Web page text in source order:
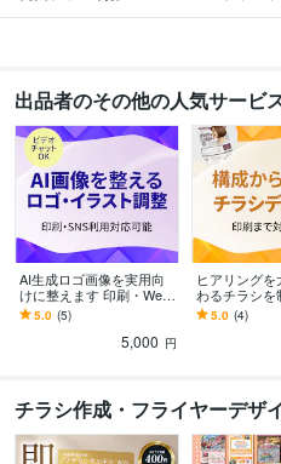
出品者のその他の人気サービ
AI生成ロゴ画像を実用向
けに整えます 印刷・Web
で使いやすいデータへ整
えます
5.0 (5)
5,000 円
ヒアリング
わるチラシを
目的と情報を
刷まで考えた
5.0 (4)
チラシ作成・フライヤーデザ